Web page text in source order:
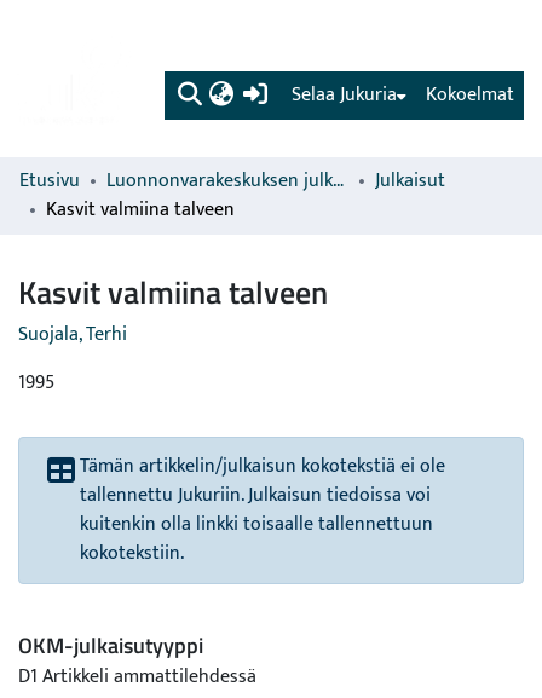
(current) Kokoelmat
Selaa Jukuria
Etusivu Luonnonvarakeskuksen julkaisut
Julkaisut
Kasvit valmiina talveen
Kasvit valmiina talveen
Suojala, Terhi
1995
Tämän artikkelin/julkaisun kokotekstiä ei ole
tallennettu Jukuriin. Julkaisun tiedoissa voi
kuitenkin olla linkki toisaalle tallennettuun
kokotekstiin.
OKM-julkaisutyyppi
D1 Artikkeli ammattilehdessä